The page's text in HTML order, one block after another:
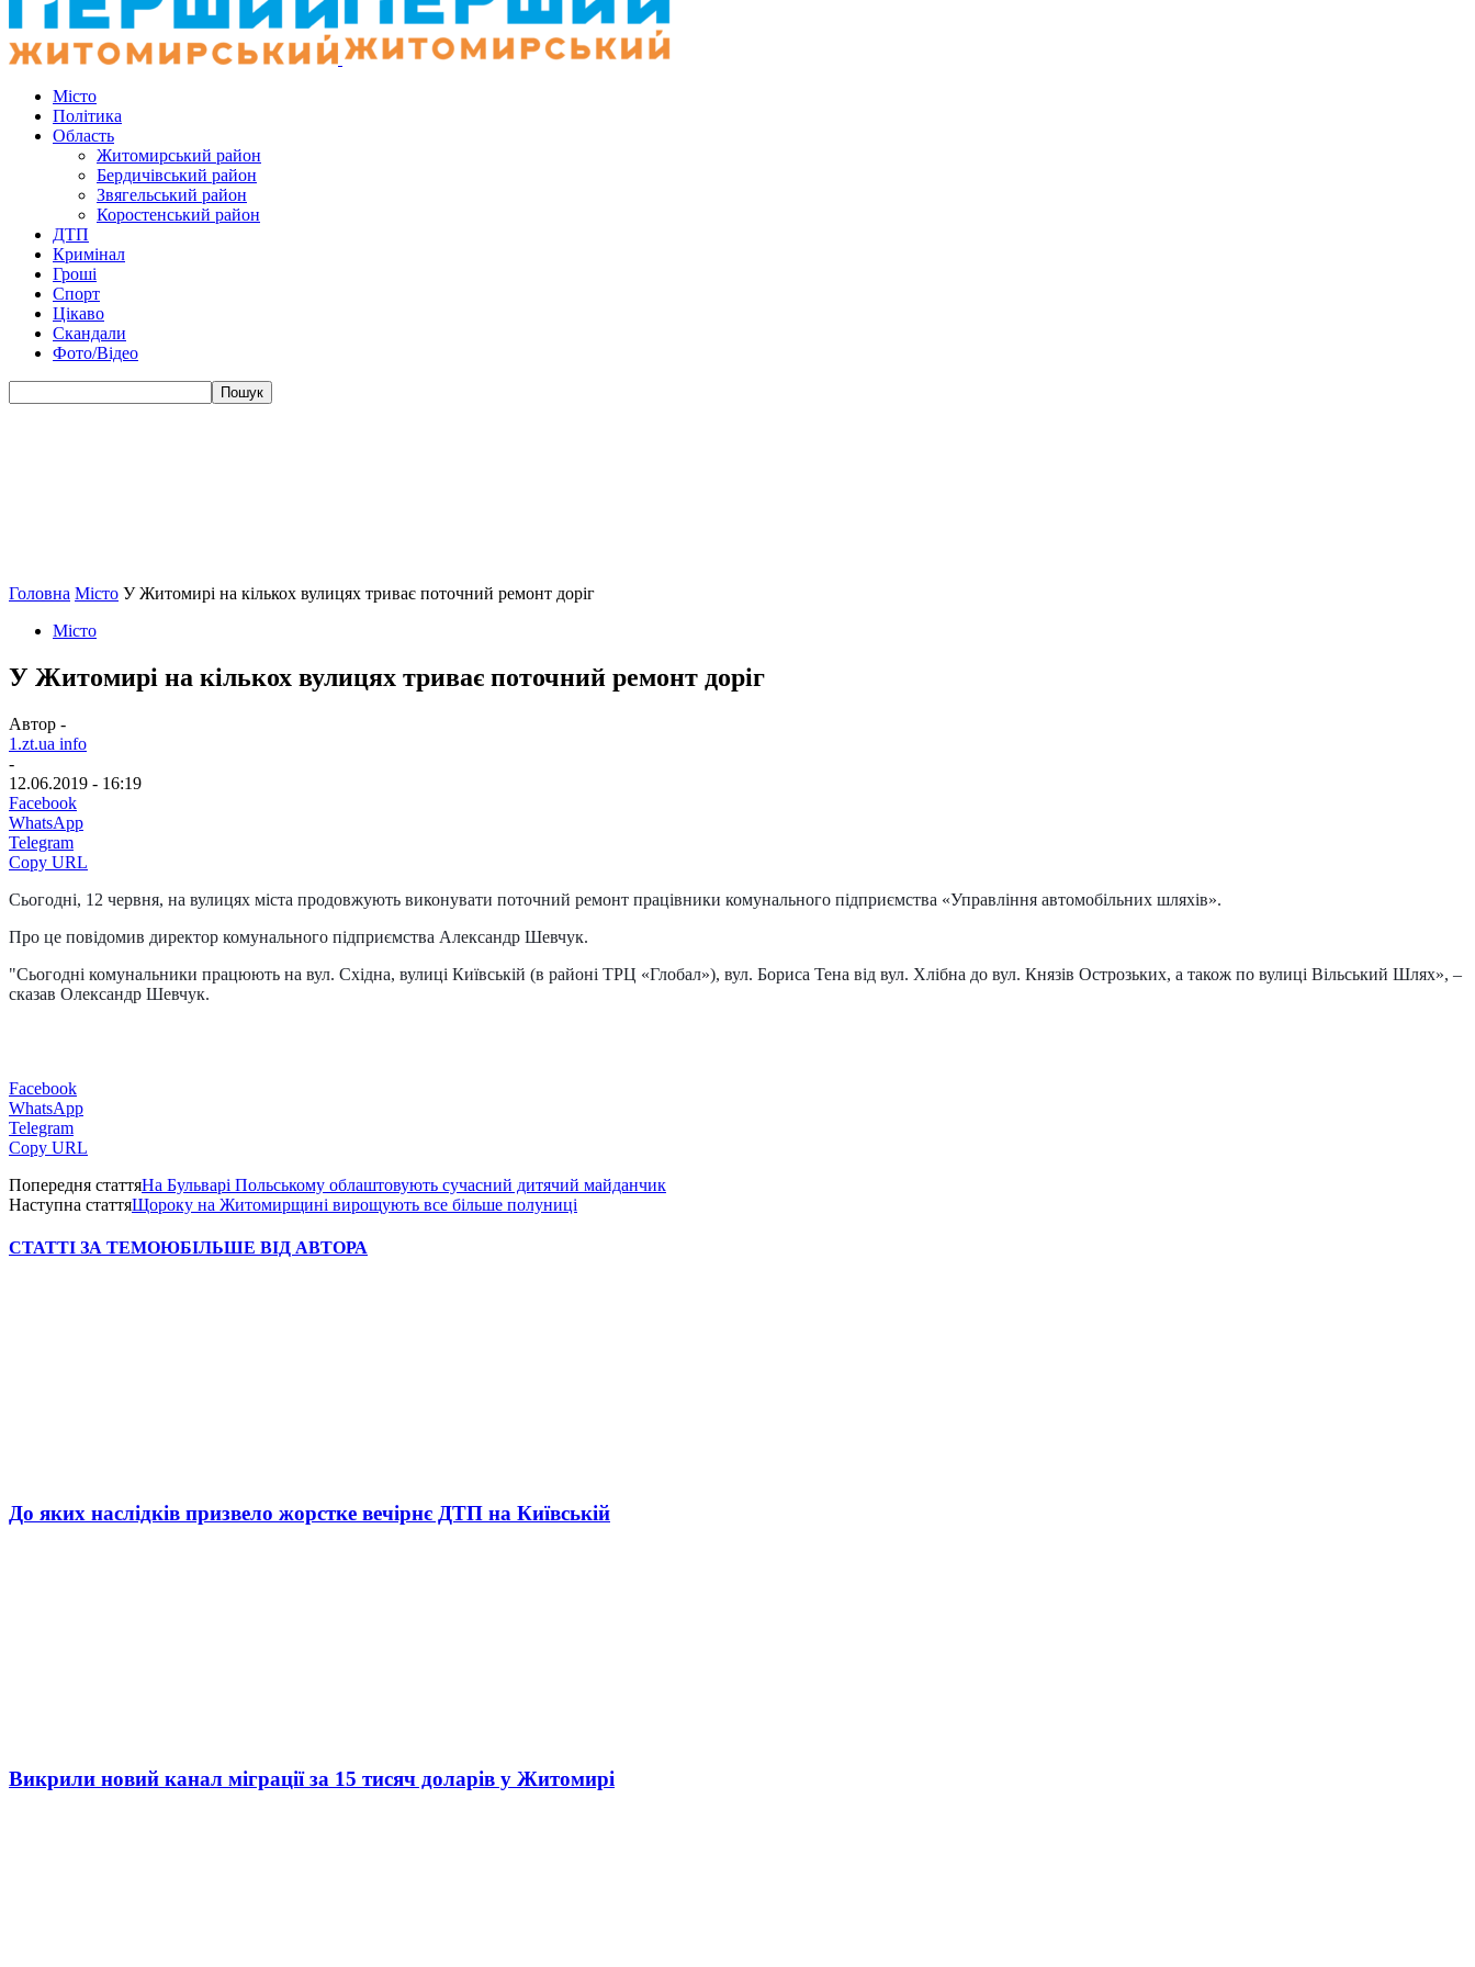
Місто
Політика
Область
Житомирський район
Бердичівський район
Звягельський район
Коростенський район
ДТП
Кримінал
Гроші
Спорт
Цікаво
Скандали
Фото/Відео
Головна Місто У Житомирі на кількох вулицях триває поточний ремонт доріг
Місто
У Житомирі на кількох вулицях триває поточний ремонт доріг
Автор -
1.zt.ua info
-
12.06.2019 - 16:19
Facebook
WhatsApp
Telegram
Copy URL
Сьогодні, 12 червня, на вулицях міста продовжують виконувати поточний ремонт працівники комунального підприємства «Управління автомобільних шляхів».
Про це повідомив директор комунального підприємства Александр Шевчук.
"Сьогодні комунальники працюють на вул. Східна, вулиці Київській (в районі ТРЦ «Глобал»), вул. Бориса Тена від вул. Хлібна до вул. Князів Острозьких, а також по вулиці Вільський Шлях», –
сказав Олександр Шевчук.
Facebook
WhatsApp
Telegram
Copy URL
Попередня статтяНа Бульварі Польському облаштовують сучасний дитячий майданчик
Наступна статтяЩороку на Житомирщині вирощують все більше полуниці
СТАТТІ ЗА ТЕМОЮБІЛЬШЕ ВІД АВТОРА
До яких наслідків призвело жорстке вечірнє ДТП на Київській
Викрили новий канал міграції за 15 тисяч доларів у Житомирі